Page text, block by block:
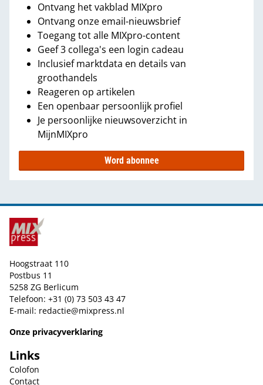
Ontvang het vakblad MIXpro
Ontvang onze email-nieuwsbrief
Toegang tot alle MIXpro-content
Geef 3 collega's een login cadeau
Inclusief marktdata en details van
groothandels
Reageren op artikelen
Een openbaar persoonlijk profiel
Je persoonlijke nieuwsoverzicht in
MijnMIXpro
Word abonnee
Hoogstraat 110
Postbus 11
5258 ZG Berlicum
Telefoon: +31 (0) 73 503 43 47
E-mail: redactie@mixpress.nl
Onze privacyverklaring
Links
Colofon
Contact